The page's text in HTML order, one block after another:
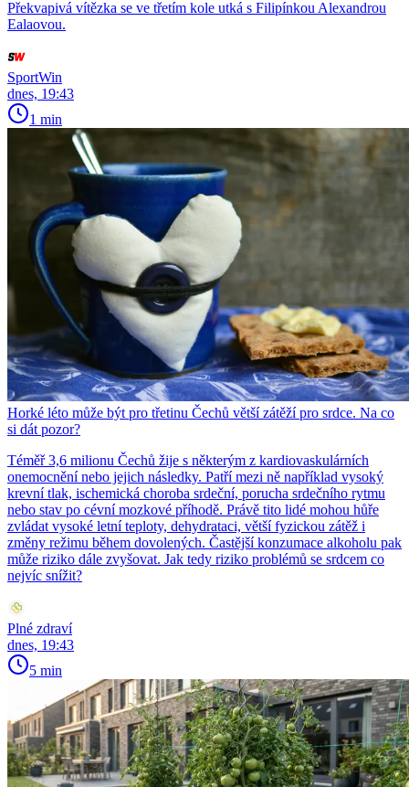
Překvapivá vítězka se ve třetím kole utká s Filipínkou Alexandrou
Ealaovou.
SportWin
dnes, 19:43
1 min
Horké léto může být pro třetinu Čechů větší zátěží pro srdce. Na co
si dát pozor?
Téměř 3,6 milionu Čechů žije s některým z kardiovaskulárních
onemocnění nebo jejich následky. Patří mezi ně například vysoký
krevní tlak, ischemická choroba srdeční, porucha srdečního rytmu
nebo stav po cévní mozkové příhodě. Právě tito lidé mohou hůře
zvládat vysoké letní teploty, dehydrataci, větší fyzickou zátěž i
změny režimu během dovolených. Častější konzumace alkoholu pak
může riziko dále zvyšovat. Jak tedy riziko problémů se srdcem co
nejvíc snížit?
Plné zdraví
dnes, 19:43
5 min